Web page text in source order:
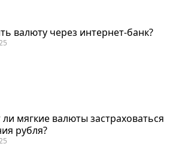
валюту через интернет-банк?
мягкие валюты застраховаться
рубля?